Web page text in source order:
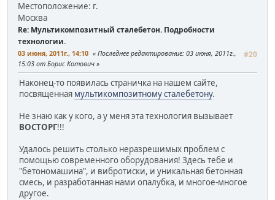
Местоположение: г.
Москва
Re: Мультикомпозитный сталебетон. Подробности
технологии.
03 июня, 2011г., 14:10 #20
Последнее редактирование: 03 июня, 2011г.,
15:03 от Борис Котович
Наконец-то появилась страничка на нашем сайте,
посвященная мультикомпозитному сталебетону.
Не знаю как у кого, а у меня эта технология вызывает
ВОСТОРГ!!!
Удалось решить столько неразрешимых проблем с
помощью современного оборудования! Здесь тебе и
"бетономашина", и вибротиски, и уникальная бетонная
смесь, и разработанная нами опалубка, и многое-многое
другое.